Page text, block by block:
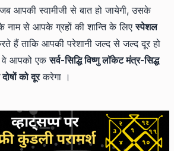
आपकी स्वामीजी से बात हो जायेगी, उसके
नाम से आपके ग्रहों की शान्ति के लिएस्पेशल
हैं ताकि आपकी परेशानी जल्द से जल्द दूर हो
वे आपको एकसर्व-सिद्धि विष्णु लॉकेट मंत्र-सिद्ध
को दूरकरेगा ।